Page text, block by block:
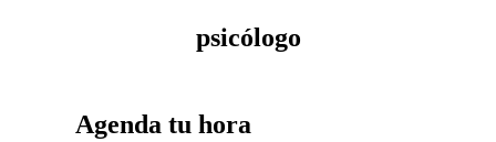
psicólogo
Agenda tu hora